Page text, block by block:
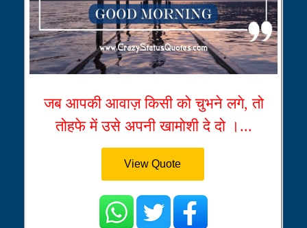
जब आपकी आवाज़ किसी को चुभने लगे, तो
तोहफे में उसे अपनी खामोशी दे दो ।...
View Quote